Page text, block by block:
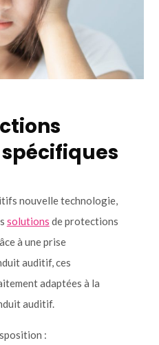
nouvelle technologie,
solutions de protections
à une prise
auditif, ces
adaptées à la
auditif.
: